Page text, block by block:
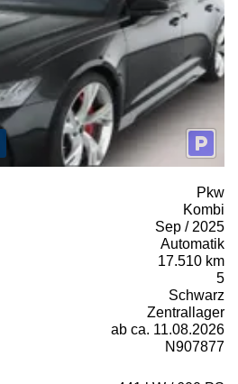
Pkw
Kombi
Sep / 2025
Automatik
17.510 km
5
Schwarz
Zentrallager
ab ca. 11.08.2026
N907877